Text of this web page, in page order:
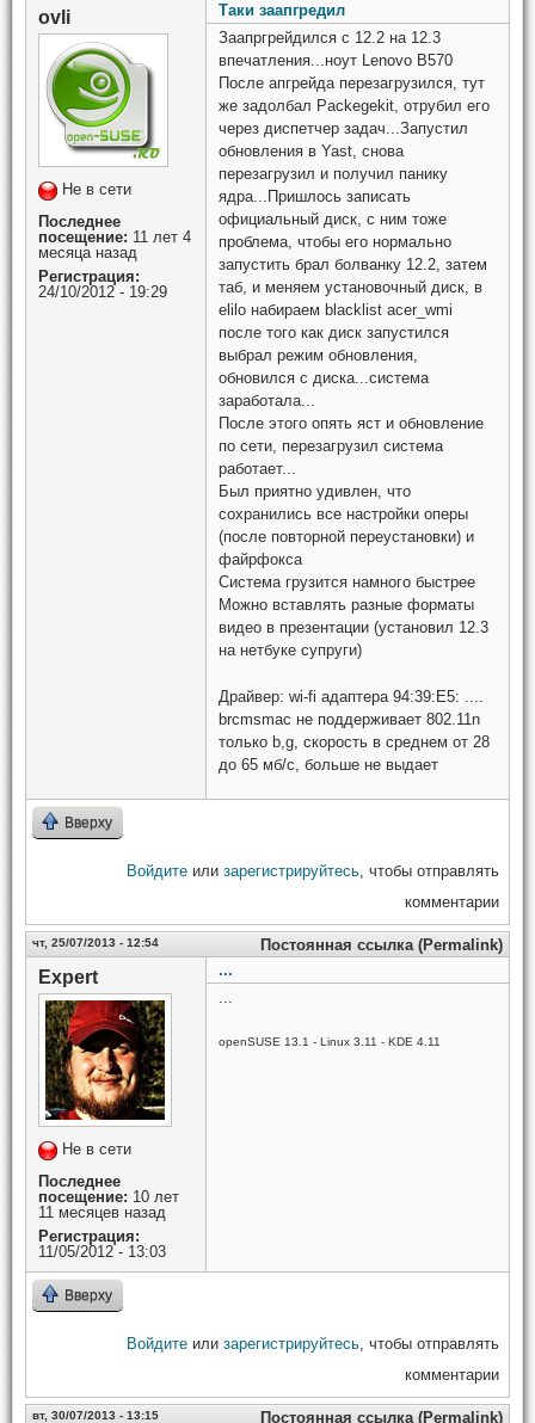
ovli
Не в сети
Последнее
посещение: 11 лет 4
месяца назад
Регистрация:
24/10/2012 - 19:29
Таки заапгредил
Заапргрейдился с 12.2 на 12.3
впечатления...ноут Lenovo B570
После апгрейда перезагрузился, тут
же задолбал Packegekit, отрубил его
через диспетчер задач...Запустил
обновления в Yast, снова
перезагрузил и получил панику
ядра...Пришлось записать
официальный диск, с ним тоже
проблема, чтобы его нормально
запустить брал болванку 12.2, затем
таб, и меняем установочный диск, в
elilo набираем blacklist acer_wmi
после того как диск запустился
выбрал режим обновления,
обновился с диска...система
заработала...
После этого опять яст и обновление
по сети, перезагрузил система
работает...
Был приятно удивлен, что
сохранились все настройки оперы
(после повторной переустановки) и
файрфокса
Система грузится намного быстрее
Можно вставлять разные форматы
видео в презентации (установил 12.3
на нетбуке супруги)
Драйвер: wi-fi адаптера 94:39:E5: ....
brcmsmac не поддерживает 802.11n
только b,g, скорость в среднем от 28
до 65 мб/с, больше не выдает
Вверху
Войдите или зарегистрируйтесь, чтобы отправлять
комментарии
чт, 25/07/2013 - 12:54 Постоянная ссылка (Permalink)
Expert
Не в сети
Последнее
посещение: 10 лет
11 месяцев назад
Регистрация:
11/05/2012 - 13:03
...
...
openSUSE 13.1 - Linux 3.11 - KDE 4.11
Вверху
Войдите или зарегистрируйтесь, чтобы отправлять
комментарии
вт, 30/07/2013 - 13:15 Постоянная ссылка (Permalink)